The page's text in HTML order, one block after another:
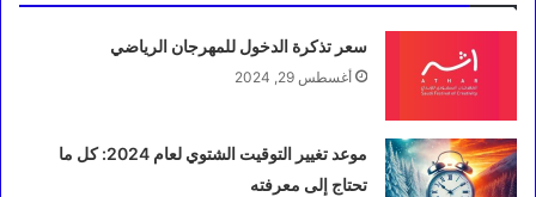
سعر تذكرة الدخول للمهرجان الرياضي
أغسطس 29, 2024
موعد تغيير التوقيت الشتوي لعام 2024: كل ما
تحتاج إلى معرفته